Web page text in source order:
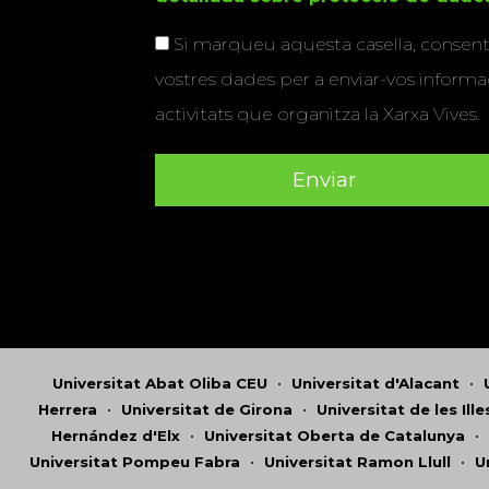
Si marqueu aquesta casella,
vostres dades per a enviar-vos
activitats que organitza la Xarxa Vives.
Universitat Abat Oliba CEU • Universitat d'Alacant •
Herrera • Universitat de Girona • Universitat de les
Hernández d'Elx • Universitat Oberta de Catalunya •
Universitat Pompeu Fabra • Universitat Ramon Llull •